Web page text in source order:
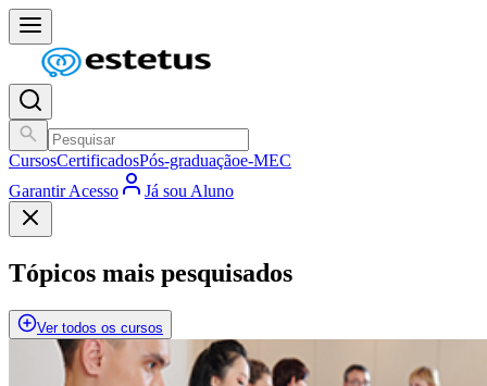
CursosCertificadosPós-graduaçãoe-MEC
Garantir Acesso
Já sou Aluno
Tópicos mais pesquisados
Ver todos os cursos